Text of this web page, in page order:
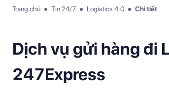
Trang chủ Tin 24/7 Logistics 4.0 Chi tiết
Dịch vụ gửi hàng đi
247Express